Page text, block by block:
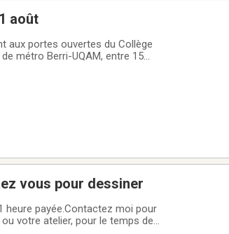
août
aux portes ouvertes du Collège
métro Berri-UQAM, entre 15
vous pour dessiner
heure payée.Contactez moi pour
votre atelier, pour le temps de